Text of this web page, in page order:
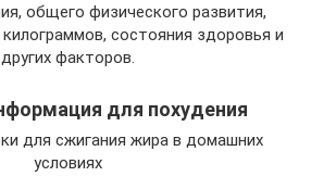
общего физического развития,
состояния здоровья и
других факторов.
для похудения
для сжигания жира в домашних
условиях